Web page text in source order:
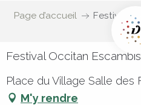
Page d’accueil Festival
Festival Occitan Escambis
Place du Village Salle des
M'y rendre